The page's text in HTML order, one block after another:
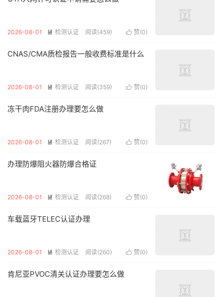
 赞(0)
2026-08-01  检测认证 阅读(459)
CNAS/CMA质检报告一般收费标准是什么
 赞(0)
2026-08-01  检测认证 阅读(359)
冻干肉FDA注册办理要怎么做
 赞(0)
2026-08-01  检测认证 阅读(267)
办理防爆阻火器防爆合格证
 赞(0)
2026-08-01  检测认证 阅读(268)
车载蓝牙TELEC认证办理
 赞(0)
2026-08-01  检测认证 阅读(260)
肯尼亚PVOC清关认证办理要怎么做